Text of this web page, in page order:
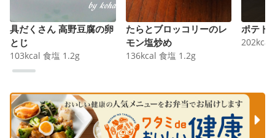
具だくさん 高野豆腐の卵
とじ
103kcal 食塩 1.2g
たらとブロッコリーのレ
モン塩炒め
136kcal 食塩 1.2g
ポテト
202kcal